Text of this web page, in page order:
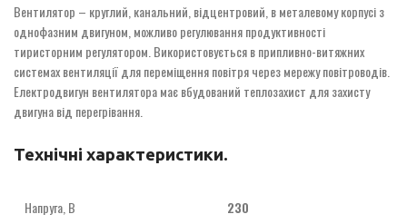
Вентилятор – круглий, канальний, відцентровий, в металевому корпусі з
однофазним двигуном, можливо регулювання продуктивності
тиристорним регулятором. Використовується в припливно-витяжних
системах вентиляції для переміщення повітря через мережу повітроводів.
Електродвигун вентилятора має вбудований теплозахист для захисту
двигуна від перегрівання.
Технічні характеристики.
Напруга, В 230